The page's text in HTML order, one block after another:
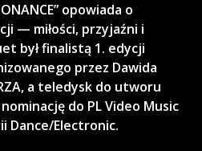
opowiada o
— miłości, przyjaźni i
był finalistą 1. edycji
przez Dawida
a teledysk do utworu
nominację do PL Video Music
Dance/Electronic.